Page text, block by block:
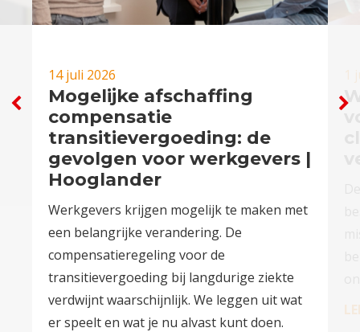
14 juli 2026
Mogelijke afschaffing
compensatie
transitievergoeding: de
gevolgen voor werkgevers |
Hooglander
Werkgevers krijgen mogelijk te maken met
een belangrijke verandering. De
compensatieregeling voor de
transitievergoeding bij langdurige ziekte
verdwijnt waarschijnlijk. We leggen uit wat
er speelt en wat je nu alvast kunt doen.
1